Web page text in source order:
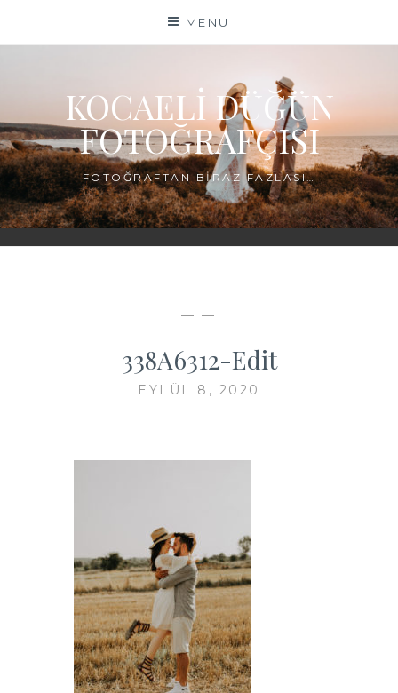
MENU
KOCAELI DÜĞÜN
FOTOĞRAFÇISI
FOTOĞRAFTAN BIRAZ FAZLASI…
— —
338A6312-Edit
EYLÜL 8, 2020